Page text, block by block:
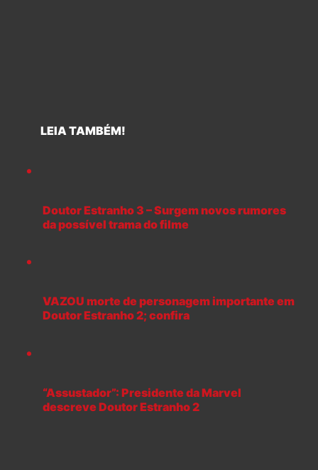
LEIA TAMBÉM!
Doutor Estranho 3 – Surgem novos rumores
da possível trama do filme
VAZOU morte de personagem importante em
Doutor Estranho 2; confira
“Assustador”: Presidente da Marvel
descreve Doutor Estranho 2